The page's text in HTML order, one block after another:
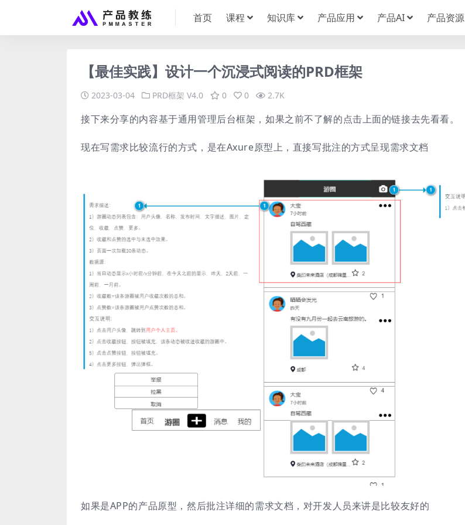
首页 课程 知识库 产品应用 产品AI 产品资源
【最佳实践】设计一个沉浸式阅读的PRD框架
2023-03-04 PRD框架 V4.0 0 0 2.7K
接下来分享的内容基于通用管理后台框架，如果之前不了解的点击上面的链接去先看看。
现在写需求比较流行的方式，是在Axure原型上，直接写批注的方式呈现需求文档
如果是APP的产品原型，然后批注详细的需求文档，对开发人员来讲是比较友好的